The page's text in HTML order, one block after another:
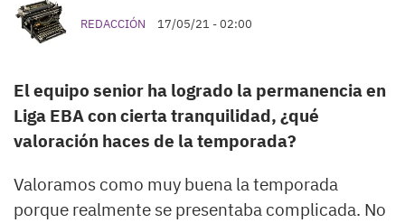
REDACCIÓN 17/05/21 - 02:00
El equipo senior ha logrado la permanencia en
Liga EBA con cierta tranquilidad, ¿qué
valoración haces de la temporada?
Valoramos como muy buena la temporada
porque realmente se presentaba complicada. No